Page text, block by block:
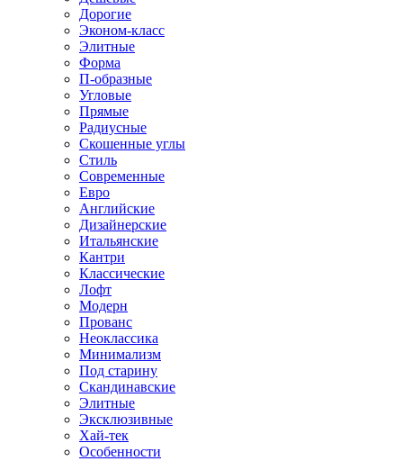
Дорогие
Эконом-класс
Элитные
Форма
П-образные
Угловые
Прямые
Радиусные
Скошенные углы
Стиль
Современные
Евро
Английские
Дизайнерские
Итальянские
Кантри
Классические
Лофт
Модерн
Прованс
Неоклассика
Минимализм
Под старину
Скандинавские
Элитные
Эксклюзивные
Хай-тек
Особенности